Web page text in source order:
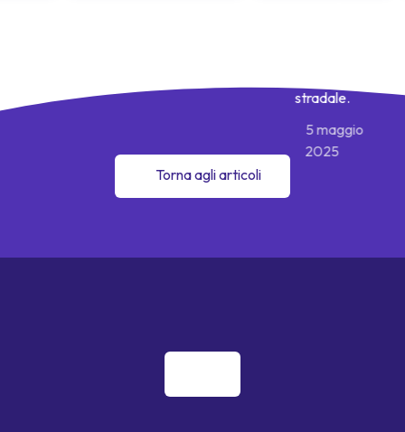
stradale.
5 maggio
2025
Torna agli articoli